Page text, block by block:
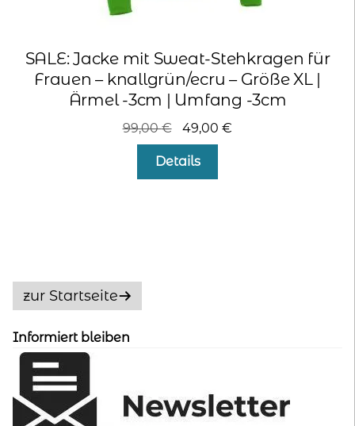
SALE: Jacke mit Sweat-Stehkragen für
Frauen – knallgrün/ecru – Größe XL |
Ärmel -3cm | Umfang -3cm
99,00€
Ursprünglicher
Preis
war:
49,00€
Details
zur Startseite
Informiert bleiben